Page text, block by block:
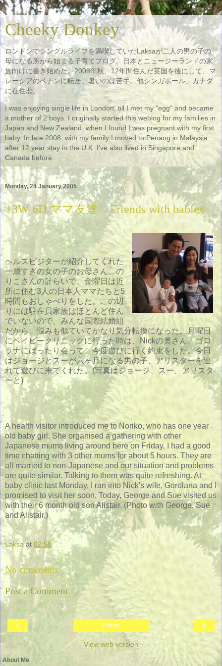
Cheeky Donkey
ロンドンでシングルライフを満喫していたLaksaが二人の男の子の
母になる所から始まる子育てブログ。日本とニュージーランドの家
族向けに書き始めた。2008年秋、12年間住んだ英国を後にして、マ
レーシアのペナンに転居。暑いのは苦手。他シンガポール、カナダ
に在住歴。
I was enjoying single life in London, till I met my "egg" and became
a mother of 2 boys. I originally started this weblog for my families in
Japan and New Zealand, when I found I was pregnant with my first
baby. In late 2008, with my family I moved to Penang in Malaysia,
after 12 year stay in the U.K. I've also lived in Singapore and
Canada before.
Monday, 24 January 2005
+3W 6D ママ友達 Friends with babies
ヘルスビジターが紹介してくれた
一歳すぎの女の子のお母さん、の
りこさんの計らいで、金曜日は近
所に住む3人の日本人ママたちと5
時間もおしゃべりをした。この辺
りには駐在員家族はほとんど住ん
でいないので、みんな国際結婚組
だから、悩みも似ていてかなり気分転換になった。月曜日
にベイビークリニックに行った時は、Nickの奥さん、ゴロ
ラナにばったり会って、今度遊びに行く約束をした。今日
はジョージとスーが六ヶ月になる男の子、アリスターを連
れて遊びに来てくれた。(写真はジョージ、スー、アリスタ
ーと)
A health visitor introduced me to Noriko, who has one year
old baby girl. She organised a gathering with other
Japanese mums living around here on Friday. I had a good
time chatting with 3 other mums for about 5 hours. They are
all married to non-Japanese and our situation and problems
are quite similar. Talking to them was quite refreshing. At
baby clinic last Monday, I ran into Nick's wife, Gorolana and I
promised to visit her soon. Today, George and Sue visited us
with their 6 month old son Alistair. (Photo with George, Sue
and Alistair.)
Laksa at 02:58
No comments:
Post a Comment
‹ ›
Home
View web version
About Me